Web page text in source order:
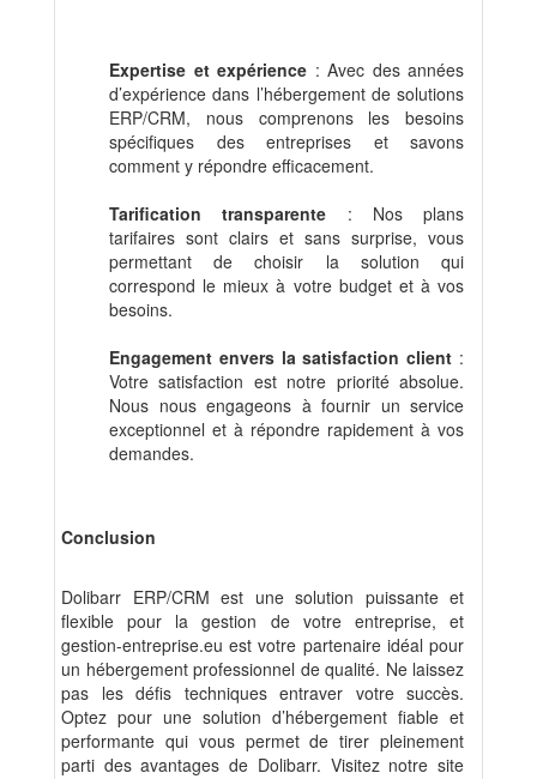
Expertise et expérience : Avec des années
d’expérience dans l’hébergement de solutions
ERP/CRM, nous comprenons les besoins
spécifiques des entreprises et savons
comment y répondre efficacement.
Tarification transparente : Nos plans
tarifaires sont clairs et sans surprise, vous
permettant de choisir la solution qui
correspond le mieux à votre budget et à vos
besoins.
Engagement envers la satisfaction client :
Votre satisfaction est notre priorité absolue.
Nous nous engageons à fournir un service
exceptionnel et à répondre rapidement à vos
demandes.
Conclusion
Dolibarr ERP/CRM est une solution puissante et
flexible pour la gestion de votre entreprise, et
gestion-entreprise.eu est votre partenaire idéal pour
un hébergement professionnel de qualité. Ne laissez
pas les défis techniques entraver votre succès.
Optez pour une solution d’hébergement fiable et
performante qui vous permet de tirer pleinement
parti des avantages de Dolibarr. Visitez notre site